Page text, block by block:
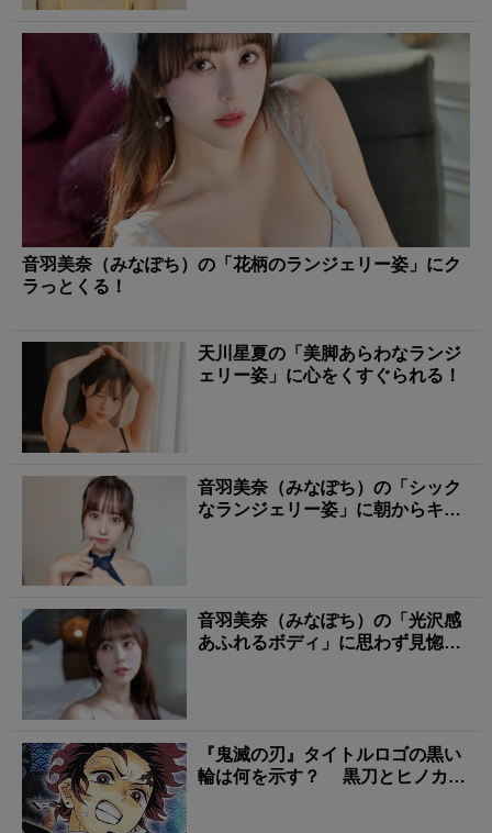
音羽美奈（みなぽち）の「花柄のランジェリー姿」にク
ラっとくる！
天川星夏の「美脚あらわなランジ
ェリー姿」に心をくすぐられる！
音羽美奈（みなぽち）の「シック
なランジェリー姿」に朝からキュ
音羽美奈（みなぽち）の「光沢感
あふれるボディ」に思わず見惚れ
『鬼滅の刃』タイトルロゴの黒い
輪は何を示す？ 黒刀とヒノカミ